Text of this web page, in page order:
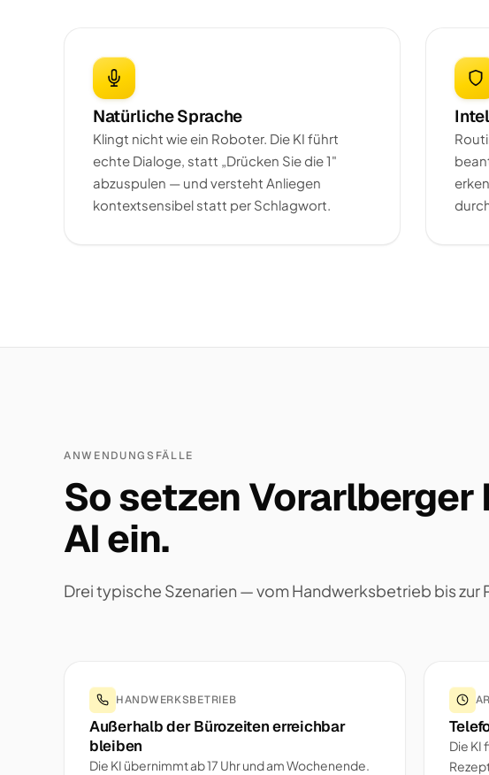
Natürliche Sprache
Klingt nicht wie ein Roboter. Die KI führt
echte Dialoge, statt „Drücken Sie die 1"
abzuspulen — und versteht Anliegen
kontextsensibel statt per Schlagwort.
ANWENDUNGSFÄLLE
So setzen
AI ein.
Drei typische Szenarien — vom Handwerksbetrieb bis zur
HANDWERKSBETRIEB
Außerhalb der Bürozeiten erreichbar
bleiben
Die KI übernimmt ab 17 Uhr und am Wochenende.
Die KI